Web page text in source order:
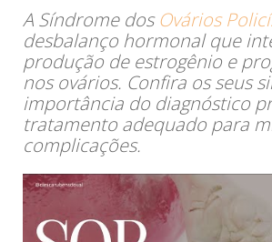
A Síndrome dosOvários
desbalanço hormonal que
produção de estrogênio e
nos ovários. Confira os seus
importância do diagnóstico
tratamento adequado para
complicações.